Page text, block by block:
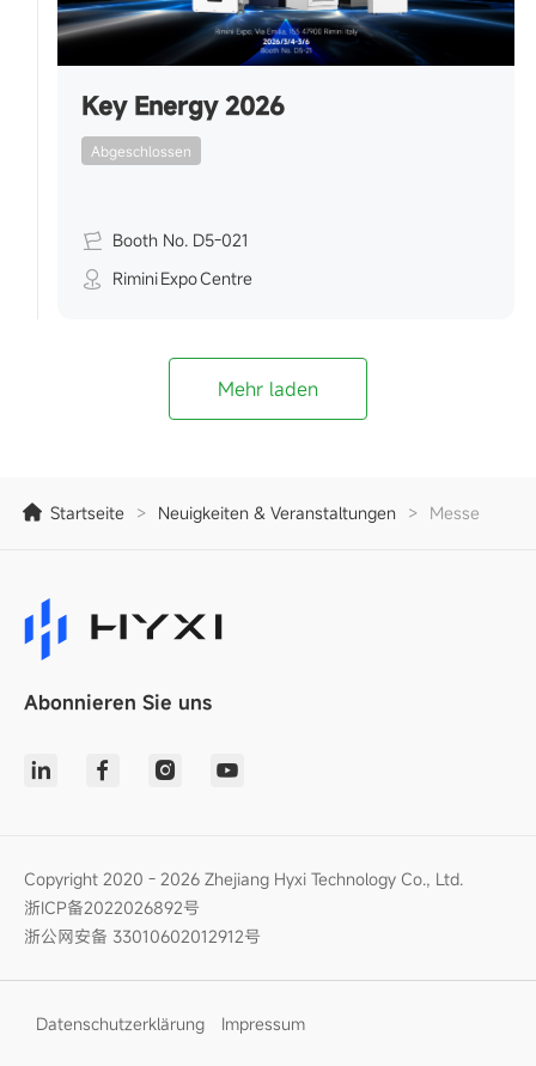
Key Energy 2026
Abgeschlossen
Booth No. D5-021
Rimini Expo Centre
Mehr laden
Startseite > Neuigkeiten & Veranstaltungen > Messe
Abonnieren Sie uns
Copyright 2020 - 2026 Zhejiang Hyxi Technology Co., Ltd.
浙ICP备2022026892号
浙公网安备 33010602012912号
Datenschutzerklärung Impressum